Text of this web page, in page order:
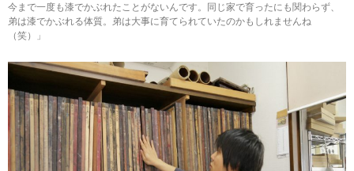
今まで一度も漆でかぶれたことがないんです。同じ家で育ったにも関わらず、
弟は漆でかぶれる体質。弟は大事に育てられていたのかもしれませんね
（笑）」